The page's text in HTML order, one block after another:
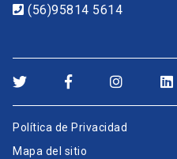
(56)95814 5614
Política de Privacidad
Mapa del sitio